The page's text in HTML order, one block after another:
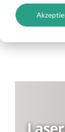
Annika